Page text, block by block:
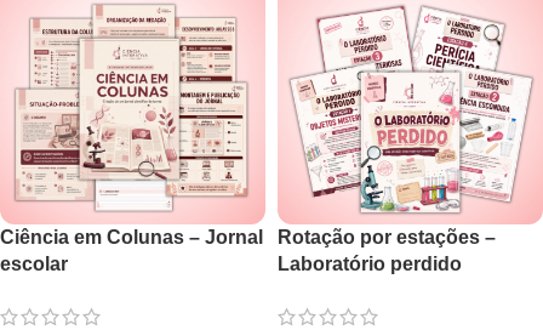
Ciência em Colunas – Jornal
escolar
Rotação por estações –
Laboratório perdido